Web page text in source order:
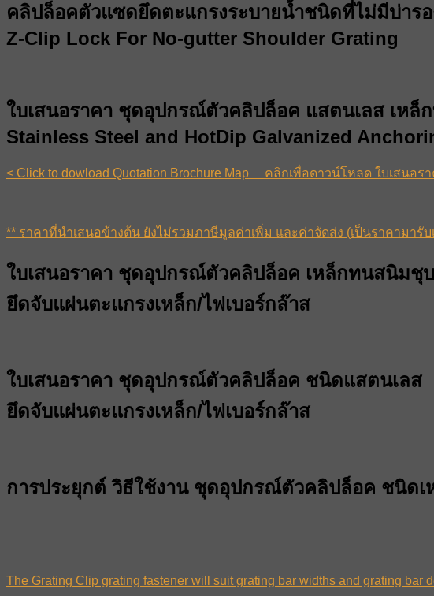
คลิปล็อคตัวแซดยึดตะแกรงระบายน้ำชนิดที่ไม่มีบ่าร
Z-Clip Lock For No-gutter Shoulder Grating
ใบเสนอราคา ชุดอุปกรณ์ตัวคลิปล็อค แสตนเลส เห
Stainless Steel and HotDip Galvanized
< Click to dowload Quotation Brochure Map คลิกเพื่อดาวน์โหลด ใบเสนอร
** ราคาที่นำเสนอข้างต้น ยังไม่รวมภาษีมูลค่าเพิ่ม และค่าจัดส่ง (เป็นราคามารับ
ใบเสนอราคา ชุดอุปกรณ์ตัวคลิปล็อค เหล็กทนสนิมชุ
ยึดจับแผ่นตะแกรงเหล็ก/ไฟเบอร์กล๊าส
ใบเสนอราคา ชุดอุปกรณ์ตัวคลิปล็อค ชนิดแสตนเลส
ยึดจับแผ่นตะแกรงเหล็ก/ไฟเบอร์กล๊าส
การประยุกต์ วิธีใช้งาน ชุดอุปกรณ์ตัวคลิปล็อค ชนิด
The Grating Clip grating fastener will suit grating bar widths and grating bar